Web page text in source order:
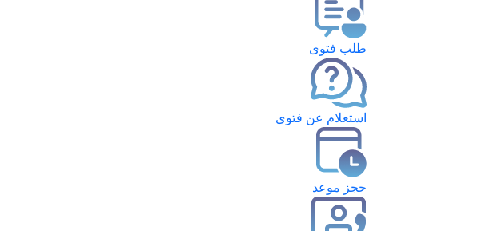
طلب فتوى
استعلام عن فتوى
حجز موعد